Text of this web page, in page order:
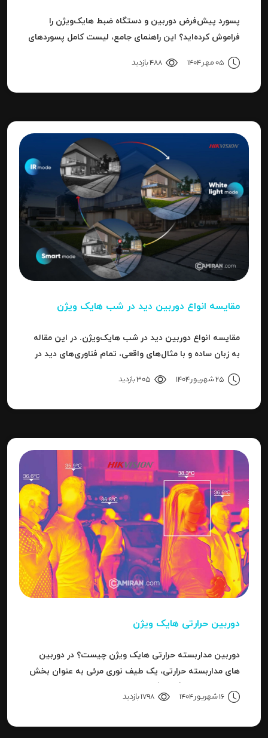
پسورد پیش‌فرض دوربین و دستگاه ضبط هایک‌ویژن را
فراموش کرده‌اید؟ این راهنمای جامع، لیست کامل پسوردهای
"Invalid Password" را آموزش می‌دهد.
05 مهر 1404 488 بازدید
مقایسه انواع دوربین دید در شب هایک‌ ویژن
مقایسه انواع دوربین دید در شب هایک‌ویژن. در این مقاله
به زبان ساده و با مثال‌های واقعی، تمام فناوری‌های دید در
25 شهریور 1404 305 بازدید
دوربین حرارتی هایک ویژن
دوربین مداربسته حرارتی هایک ویژن چیست؟ در دوربین
های مداربسته حرارتی، یک طیف نوری مرئی به عنوان بخش
سری دوربین هاست.
16 شهریور 1404 1798 بازدید